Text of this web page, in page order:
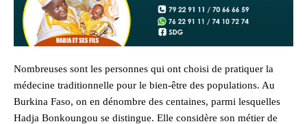
Nombreuses sont les personnes qui ont choisi de pratiquer la
médecine traditionnelle pour le bien-être des populations. Au
Burkina Faso, on en dénombre des centaines, parmi lesquelles
Hadja Bonkoungou se distingue. Elle considère son métier de